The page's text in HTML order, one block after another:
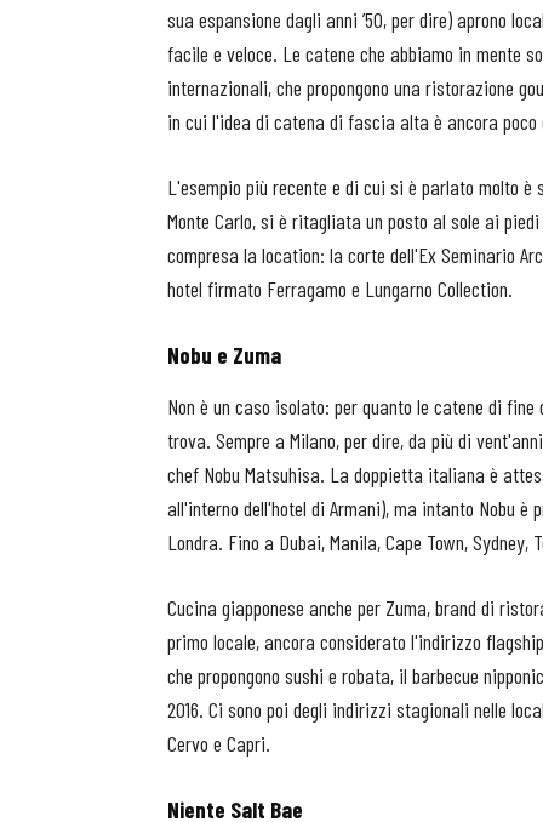
sua espansione dagli anni ’50, per dire) aprono
facile e veloce. Le catene che abbiamo in mente
internazionali, che propongono una ristorazione
in cui l'idea di catena di fascia alta è ancora
L'esempio più recente e di cui si è parlato molto
Monte Carlo, si è ritagliata un posto al sole ai
compresa la location: la corte dell'Ex Seminario
hotel firmato Ferragamo e Lungarno Collection.
Nobu e Zuma
Non è un caso isolato: per quanto le catene di
trova. Sempre a Milano, per dire, da più di
chef Nobu Matsuhisa. La doppietta italiana è
all'interno dell'hotel di Armani), ma intanto Nobu è
Londra. Fino a Dubai, Manila, Cape Town, Sydney,
Cucina giapponese anche per Zuma, brand di
primo locale, ancora considerato l'indirizzo
che propongono sushi e robata, il barbecue
2016. Ci sono poi degli indirizzi stagionali nelle
Cervo e Capri.
Niente Salt Bae